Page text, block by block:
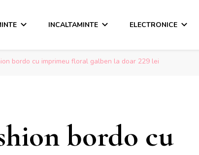
INCALTAMINTE ELECTRONICE
bordo cu imprimeu floral galben la doar 229 lei
bordo cu